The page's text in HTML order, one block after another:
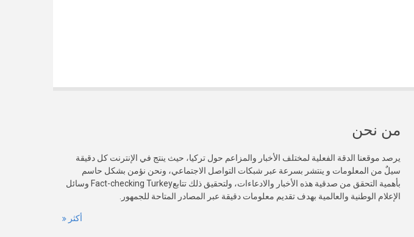
من نحن
يرصد موقعنا الدقة الفعلية لمختلف الأخبار والمزاعم حول تركيا، حيث ينتج في الإنترنت كل دقيقة
سيلٌ من المعلومات و ينتشر بسرعة عبر شبكات التواصل الاجتماعي، ونحن نؤمن بشكل حاسم
بأهمية التحقق من صدقية هذه الأخبار والادعاءات، ولتحقيق ذلك تتابعFact-checking Turkey وسائل
الإعلام الوطنية والعالمية بهدف تقديم معلومات دقيقة عبر المصادر المتاحة للجمهور.
أكثر